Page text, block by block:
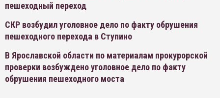
пешеходный переход
СКР возбудил уголовное дело по факту обрушения
пешеходного перехода в Ступино
В Ярославской области по материалам прокурорской
проверки возбуждено уголовное дело по факту
обрушения пешеходного моста